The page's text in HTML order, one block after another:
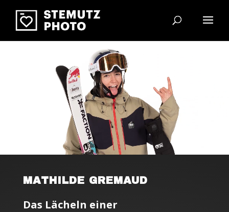
Video-Player
MATHILDE GREMAUD
Das Lächeln einer